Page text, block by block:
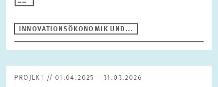
INNOVATIONSÖKONOMIK UND...
PROJEKT // 01.04.2025 – 31.03.2026